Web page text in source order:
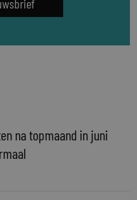
na topmaand in juni